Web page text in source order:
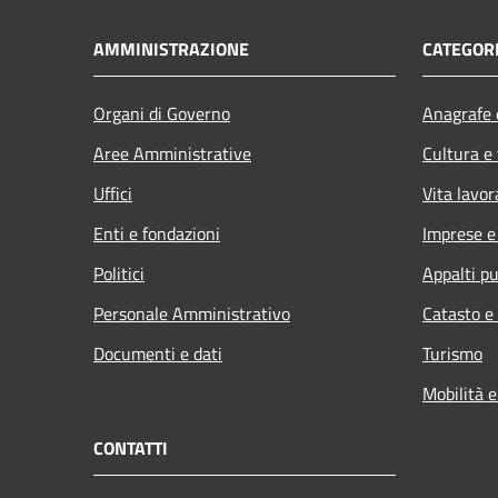
AMMINISTRAZIONE
Organi di Governo
Aree Amministrative
Uffici
Enti e fondazioni
Politici
Personale Amministrativo
Documenti e dati
Cultura
Vita
Imprese
Appalti
Catasto
Turismo
Mobilità
CONTATTI